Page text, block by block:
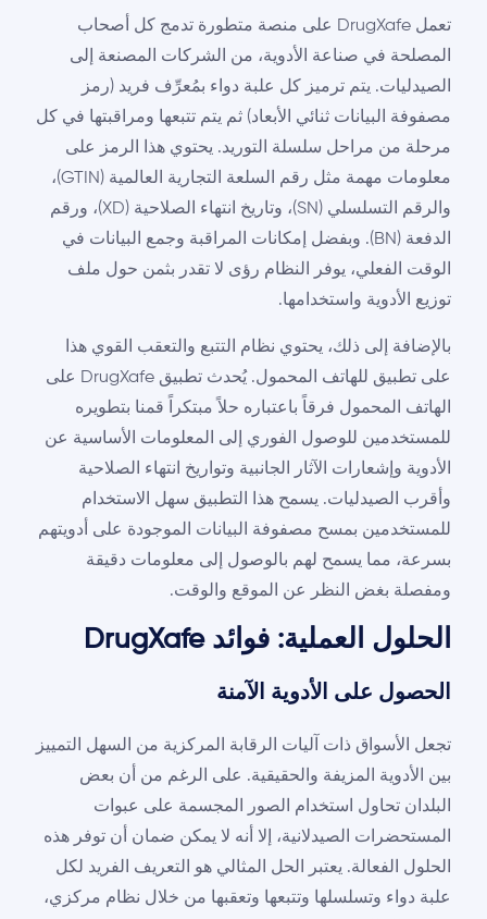
تعمل DrugXafe على منصة متطورة تدمج كل أصحاب
المصلحة في صناعة الأدوية، من الشركات المصنعة إلى
الصيدليات. يتم ترميز كل علبة دواء بمُعرِّف فريد (رمز
مصفوفة البيانات ثنائي الأبعاد) ثم يتم تتبعها ومراقبتها في كل
مرحلة من مراحل سلسلة التوريد. يحتوي هذا الرمز على
معلومات مهمة مثل رقم السلعة التجارية العالمية (GTIN)،
والرقم التسلسلي (SN)، وتاريخ انتهاء الصلاحية (XD)، ورقم
الدفعة (BN). وبفضل إمكانات المراقبة وجمع البيانات في
الوقت الفعلي، يوفر النظام رؤى لا تقدر بثمن حول ملف
توزيع الأدوية واستخدامها.
بالإضافة إلى ذلك، يحتوي نظام التتبع والتعقب القوي هذا
على تطبيق للهاتف المحمول. يُحدث تطبيق DrugXafe على
الهاتف المحمول فرقاً باعتباره حلاً مبتكراً قمنا بتطويره
للمستخدمين للوصول الفوري إلى المعلومات الأساسية عن
الأدوية وإشعارات الآثار الجانبية وتواريخ انتهاء الصلاحية
وأقرب الصيدليات. يسمح هذا التطبيق سهل الاستخدام
للمستخدمين بمسح مصفوفة البيانات الموجودة على أدويتهم
بسرعة، مما يسمح لهم بالوصول إلى معلومات دقيقة
ومفصلة بغض النظر عن الموقع والوقت.
الحلول العملية: فوائد DrugXafe
الحصول على الأدوية الآمنة
تجعل الأسواق ذات آليات الرقابة المركزية من السهل التمييز
بين الأدوية المزيفة والحقيقية. على الرغم من أن بعض
البلدان تحاول استخدام الصور المجسمة على عبوات
المستحضرات الصيدلانية، إلا أنه لا يمكن ضمان أن توفر هذه
الحلول الفعالة. يعتبر الحل المثالي هو التعريف الفريد لكل
علبة دواء وتسلسلها وتتبعها وتعقبها من خلال نظام مركزي،